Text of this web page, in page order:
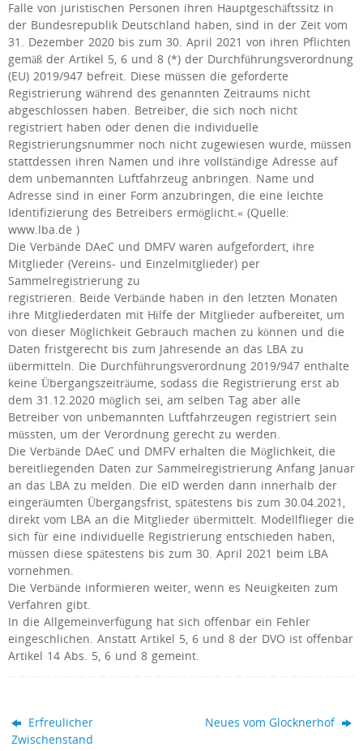
Falle von juristischen Personen ihren Hauptgeschäftssitz in
der Bundesrepublik Deutschland haben, sind in der Zeit vom
31. Dezember 2020 bis zum 30. April 2021 von ihren Pflichten
gemäß der Artikel 5, 6 und 8 (*) der Durchführungsverordnung
(EU) 2019/947 befreit. Diese müssen die geforderte
Registrierung während des genannten Zeitraums nicht
abgeschlossen haben. Betreiber, die sich noch nicht
registriert haben oder denen die individuelle
Registrierungsnummer noch nicht zugewiesen wurde, müssen
stattdessen ihren Namen und ihre vollständige Adresse auf
dem unbemannten Luftfahrzeug anbringen. Name und
Adresse sind in einer Form anzubringen, die eine leichte
Identifizierung des Betreibers ermöglicht.« (Quelle:
www.lba.de )
Die Verbände DAeC und DMFV waren aufgefordert, ihre
Mitglieder (Vereins- und Einzelmitglieder) per
Sammelregistrierung zu
registrieren. Beide Verbände haben in den letzten Monaten
ihre Mitgliederdaten mit Hilfe der Mitglieder aufbereitet, um
von dieser Möglichkeit Gebrauch machen zu können und die
Daten fristgerecht bis zum Jahresende an das LBA zu
übermitteln. Die Durchführungsverordnung 2019/947 enthalte
keine Übergangszeiträume, sodass die Registrierung erst ab
dem 31.12.2020 möglich sei, am selben Tag aber alle
Betreiber von unbemannten Luftfahrzeugen registriert sein
müssten, um der Verordnung gerecht zu werden.
Die Verbände DAeC und DMFV erhalten die Möglichkeit, die
bereitliegenden Daten zur Sammelregistrierung Anfang Januar
an das LBA zu melden. Die eID werden dann innerhalb der
eingeräumten Übergangsfrist, spätestens bis zum 30.04.2021,
direkt vom LBA an die Mitglieder übermittelt. Modellflieger die
sich für eine individuelle Registrierung entschieden haben,
müssen diese spätestens bis zum 30. April 2021 beim LBA
vornehmen.
Die Verbände informieren weiter, wenn es Neuigkeiten zum
Verfahren gibt.
In die Allgemeinverfügung hat sich offenbar ein Fehler
eingeschlichen. Anstatt Artikel 5, 6 und 8 der DVO ist offenbar
Artikel 14 Abs. 5, 6 und 8 gemeint.
Erfreulicher
Zwischenstand
Neues vom Glocknerhof